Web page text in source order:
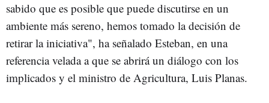
sabido que es posible que puede discutirse en un
ambiente más sereno, hemos tomado la decisión de
retirar la iniciativa", ha señalado Esteban, en una
referencia velada a que se abrirá un diálogo con los
implicados y el ministro de Agricultura, Luis Planas.